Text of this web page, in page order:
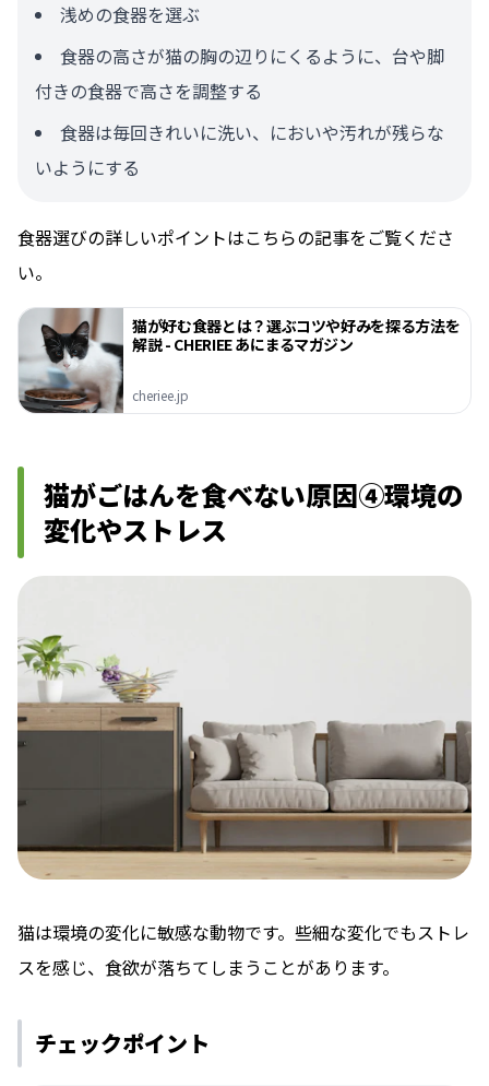
浅めの食器を選ぶ
食器の高さが猫の胸の辺りにくるように、台や脚
付きの食器で高さを調整する
食器は毎回きれいに洗い、においや汚れが残らな
いようにする
食器選びの詳しいポイントはこちらの記事をご覧くださ
い。
猫が好む食器とは？選ぶコツや好みを探る方法を
解説 - CHERIEE あにまるマガジン
cheriee.jp
猫がごはんを食べない原因④環境の
変化やストレス
猫は環境の変化に敏感な動物です。些細な変化でもストレ
スを感じ、食欲が落ちてしまうことがあります。
チェックポイント